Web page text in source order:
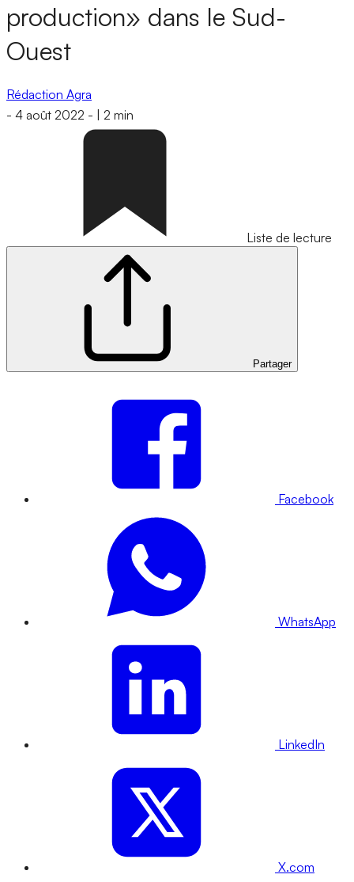
production» dans le Sud-
Ouest
Rédaction Agra
- 4 août 2022 - 2 min
Liste de lecture
Partager
Facebook
WhatsApp
LinkedIn
X.com